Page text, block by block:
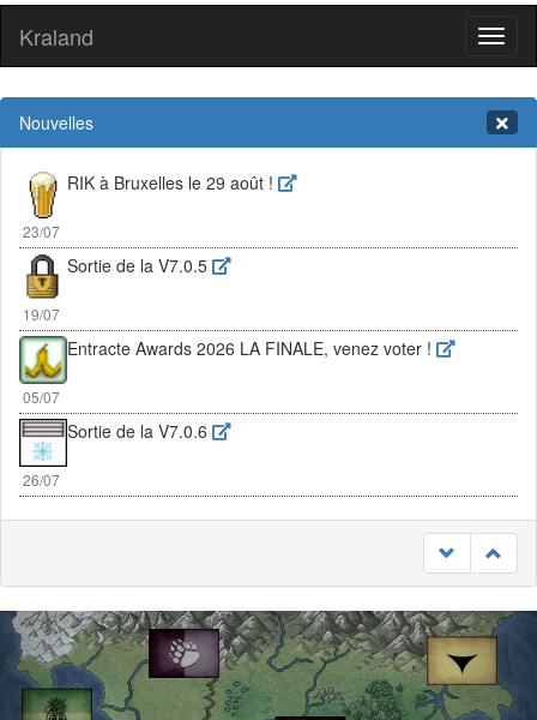
Kraland
Nouvelles
23/07
RIK à Bruxelles le 29 août !
19/07
Sortie de la V7.0.5
05/07
Entracte Awards 2026 LA FINALE, venez voter !
26/07
Sortie de la V7.0.6
Previous